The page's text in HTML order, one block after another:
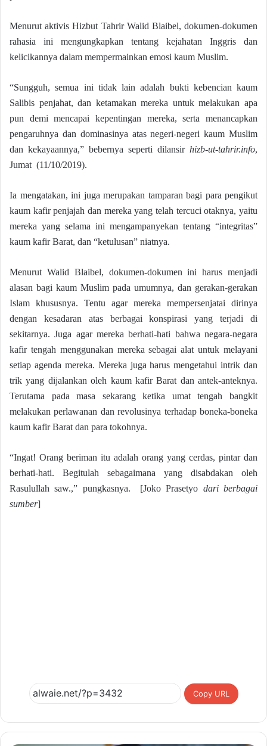
Menurut aktivis Hizbut Tahrir Walid Blaibel, dokumen-dokumen
rahasia ini mengungkapkan tentang kejahatan Inggris dan
kelicikannya dalam mempermainkan emosi kaum Muslim.
“Sungguh, semua ini tidak lain adalah bukti kebencian kaum
Salibis penjahat, dan ketamakan mereka untuk melakukan apa
pun demi mencapai kepentingan mereka, serta menancapkan
pengaruhnya dan dominasinya atas negeri-negeri kaum Muslim
dan kekayaannya,” bebernya seperti dilansir hizb-ut-tahrir.info,
Jumat (11/10/2019).
Ia mengatakan, ini juga merupakan tamparan bagi para pengikut
kaum kafir penjajah dan mereka yang telah tercuci otaknya, yaitu
mereka yang selama ini mengampanyekan tentang “integritas”
kaum kafir Barat, dan “ketulusan” niatnya.
Menurut Walid Blaibel, dokumen-dokumen ini harus menjadi
alasan bagi kaum Muslim pada umumnya, dan gerakan-gerakan
Islam khususnya. Tentu agar mereka mempersenjatai dirinya
dengan kesadaran atas berbagai konspirasi yang terjadi di
sekitarnya. Juga agar mereka berhati-hati bahwa negara-negara
kafir tengah menggunakan mereka sebagai alat untuk melayani
setiap agenda mereka. Mereka juga harus mengetahui intrik dan
trik yang dijalankan oleh kaum kafir Barat dan antek-anteknya.
Terutama pada masa sekarang ketika umat tengah bangkit
melakukan perlawanan dan revolusinya terhadap boneka-boneka
kaum kafir Barat dan para tokohnya.
“Ingat! Orang beriman itu adalah orang yang cerdas, pintar dan
berhati-hati. Begitulah sebagaimana yang disabdakan oleh
Rasulullah saw.,” pungkasnya. [Joko Prasetyo dari berbagai
sumber]
Copy URL